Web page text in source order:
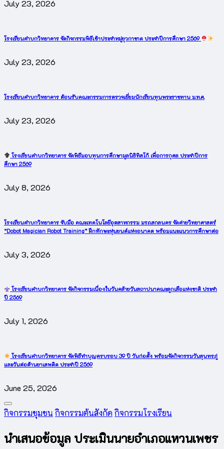
July 23, 2026
โรงเรียนคำบกวิทยาคาร จัดกิจกรรมพิธีเข้าประจำหมู่ยุวกาชาด ประจำปีการศึกษา 2569
July 23, 2026
โรงเรียนคำบกวิทยาคาร ต้อนรับคณะกรรมการตรวจเยี่ยมนักเรียนทุนพระราชทาน ม.ท.ศ.
July 23, 2026
โรงเรียนคำบกวิทยาคาร จัดพิธีมอบทุนการศึกษามูลนิธิทิสโก้ เพื่อการกุศล ประจำปีการ
ศึกษา 2569
July 8, 2026
โรงเรียนคำบกวิทยาคาร จับมือ คณะเทคโนโลยีอุตสาหกรรม มรภ.สกลนคร จัดค่ายวิทยาศาสตร์
“Dobot Magician Robot Training” ฝึกทักษะหุ่นยนต์แห่งอนาคต พร้อมแนะแนวการศึกษาต่อ
July 3, 2026
โรงเรียนคำบกวิทยาคาร จัดกิจกรรมเนื่องในวันคล้ายวันสถาปนาคณะลูกเสือแห่งชาติ ประจำ
ปี 2569
July 1, 2026
โรงเรียนคำบกวิทยาคาร จัดพิธีทำบุญครบรอบ 39 ปี วันก่อตั้ง พร้อมจัดกิจกรรมวันสุนทรภู่
และวันต่อต้านยาเสพติด ประจำปี 2569
June 25, 2026
Posted
กิจกรรมชุมชน กิจกรรมต้นสังกัด กิจกรรมโรงเรียน
นำเสนอข้อมูล ประเมินนายอำเภอแหวนเพชร